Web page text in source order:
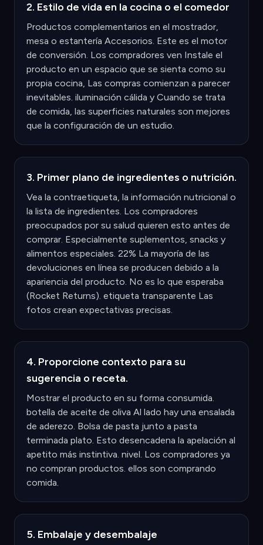
2. Estilo de vida en la cocina o el comedor
Productos complementarios en el mostrador,
mesa o estantería Accesorios. Este es el motor
de conversión. Los compradores ven Instale el
producto en un espacio que se sienta como su
propia cocina, Las compras comienzan a parecer
inevitables. iluminación cálida y Cuando se trata
de comida, las superficies naturales son mejores
que la configuración de un estudio.
3. Primer plano de ingredientes o nutrición.
Vea la contraetiqueta, la información nutricional o
la lista de ingredientes. Los compradores
preocupados por su salud quieren esto antes de
comprar. Especialmente suplementos, snacks y
alimentos especiales. 22% La mayoría de las
devoluciones en línea se producen debido a la
apariencia del producto. No es lo que esperaba
(Rocket Returns). etiqueta transparente Las
fotos crean expectativas precisas.
4. Proporcione contexto para su
sugerencia o receta.
Mostrar el producto en su forma consumida.
botella de aceite de oliva Al lado hay una ensalada
de aderezo. Bolsa de pasta junto a pasta
terminada plato. Esto desencadena la apelación al
apetito más instintiva. nivel. Los compradores ya
no compran productos. ellos son comprando
comida.
5. Embalaje y desembalaje